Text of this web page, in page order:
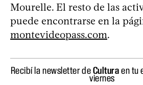
Mourelle. El resto de las
puede encontrarse en la
montevideopass.com.
Recibí la newsletter deCulturaen tu
viernes